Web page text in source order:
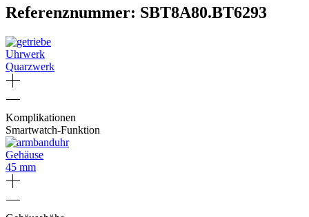
Referenznummer: SBT8A80.BT6293
Uhrwerk
Quarzwerk
Komplikationen
Smartwatch-Funktion
Gehäuse
45 mm